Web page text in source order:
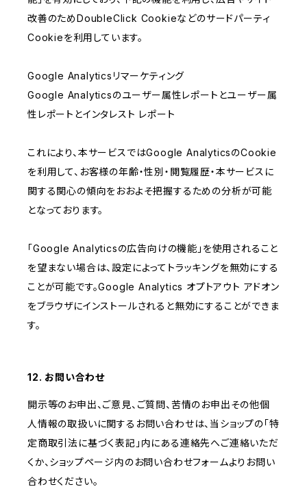
改善のためDoubleClick Cookieなどのサードパーティ
Cookieを利用しています。
Google Analyticsリマーケティング
Google Analyticsのユーザー属性レポートとユーザー属
性レポートとインタレスト レポート
これにより、本サービスではGoogle AnalyticsのCookie
を利用して、お客様の年齢・性別・閲覧履歴・本サービスに
関する関心の傾向をおおよそ把握するための分析が可能
となっております。
「Google Analyticsの広告向けの機能」を使用されること
を望まない場合は、設定によってトラッキングを無効にする
ことが可能です。Google Analytics オプトアウト アドオン
をブラウザにインストールされると無効にすることができま
す。
12. お問い合わせ
開示等のお申出、ご意見、ご質問、苦情のお申出その他個
人情報の取扱いに関するお問い合わせは、当ショップの「特
定商取引法に基づく表記」内にある連絡先へご連絡いただ
くか、ショップページ内のお問い合わせフォームよりお問い
合わせください。